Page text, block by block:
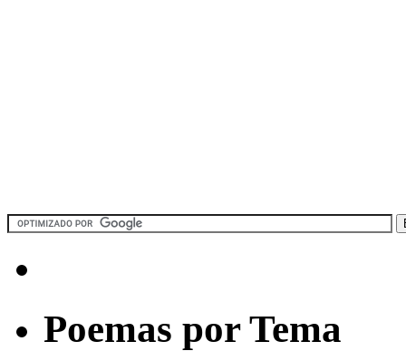
Poemas por Tema